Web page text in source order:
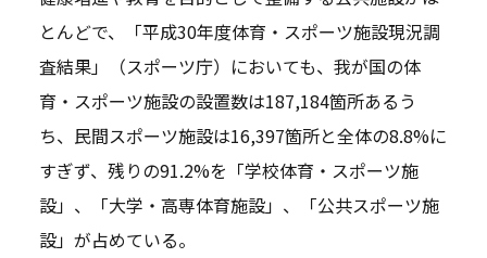
とんどで、「平成30年度体育・スポーツ施設現況調
査結果」（スポーツ庁）においても、我が国の体
育・スポーツ施設の設置数は187,184箇所あるう
ち、民間スポーツ施設は16,397箇所と全体の8.8%に
すぎず、残りの91.2%を「学校体育・スポーツ施
設」、「大学・高専体育施設」、「公共スポーツ施
設」が占めている。